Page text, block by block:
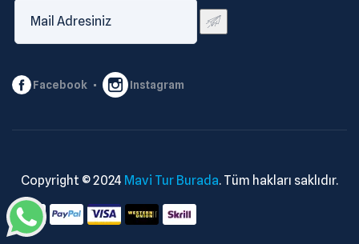
Facebook Instagram
Copyright © 2024 Mavi Tur Burada. Tüm hakları saklıdır.